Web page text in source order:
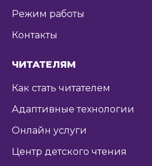
Режим работы
Контакты
ЧИТАТЕЛЯМ
Как стать читателем
Адаптивные технологии
Онлайн услуги
Центр детского чтения